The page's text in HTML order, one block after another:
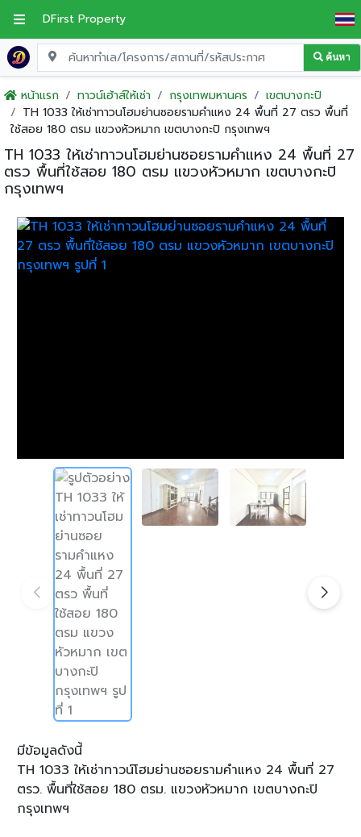
DFirst Property
ค้นหา
หน้าแรก ทาวน์เฮ้าส์ให้เช่า กรุงเทพมหานคร
เขตบางกะปิ
TH 1033 ให้เช่าทาวนโฮมย่านซอยรามคำแหง 24 พื้นที่ 27 ตรว พื้นที่
ใช้สอย 180 ตรม แขวงหัวหมาก เขตบางกะปิ กรุงเทพฯ
TH 1033 ให้เช่าทาวนโฮมย่านซอยรามคำแหง 24 พื้นที่ 27
ตรว พื้นที่ใช้สอย 180 ตรม แขวงหัวหมาก เขตบางกะปิ
กรุงเทพฯ
มีข้อมูลดังนี้
TH 1033 ให้เช่าทาวน์โฮมย่านซอยรามคำแหง 24 พื้นที่ 27
ตรว. พื้นที่ใช้สอย 180 ตรม. แขวงหัวหมาก เขตบางกะปิ
กรุงเทพฯ